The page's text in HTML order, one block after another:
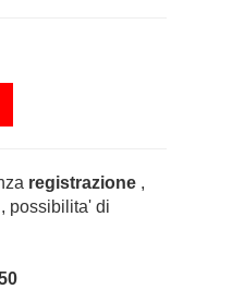
registrazione ,
possibilita' di